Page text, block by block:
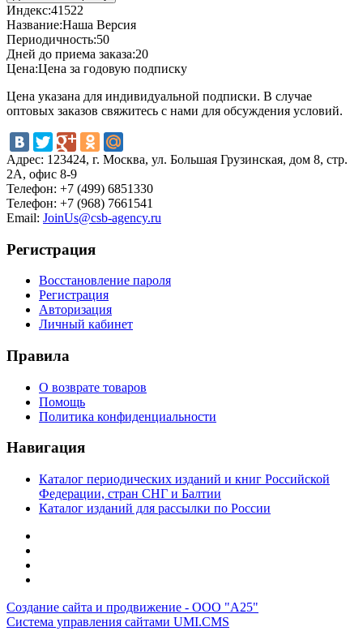
Индекс:41522
Название:Наша Версия
Периодичность:50
Дней до приема заказа:20
Цена:Цена за годовую подписку
Цена указана для индивидуальной подписки. В случае
оптовых заказов свяжитесь с нами для обсуждения условий.
Адрес: 123424, г. Москва, ул. Большая Грузинская, дом 8, стр.
2А, офис 8-9
Телефон: +7 (499) 6851330
Телефон: +7 (968) 7661541
Email: JoinUs@csb-agency.ru
Регистрация
Восстановление пароля
Регистрация
Авторизация
Личный кабинет
Правила
О возврате товаров
Помощь
Политика конфиденциальности
Навигация
Каталог периодических изданий и книг Российской
Федерации, стран СНГ и Балтии
Каталог изданий для рассылки по России
Создание сайта и продвижение - ООО "А25"
Система управления сайтами UMI.CMS